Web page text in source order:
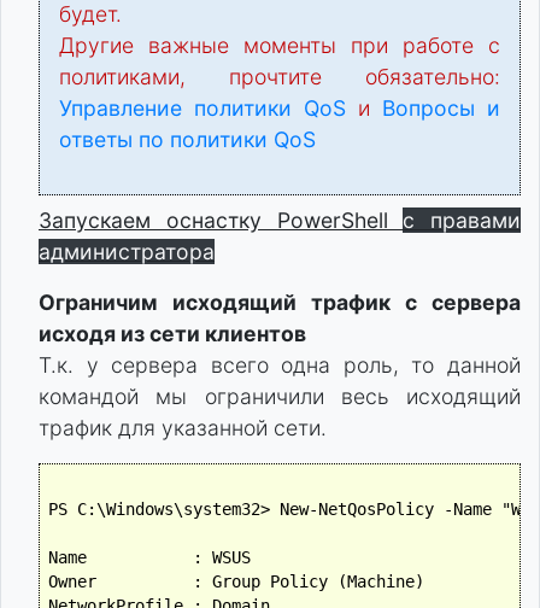
будет.
Другие важные моменты при работе с
политиками, прочтите обязательно:
Управление политики QoS и Вопросы и
ответы по политики QoS
Запускаем оснастку PowerShell с правами
администратора
Ограничим исходящий трафик с сервера
исходя из сети клиентов
Т.к. у сервера всего одна роль, то данной
командой мы ограничили весь исходящий
трафик для указанной сети.
PS C:\Windows\system32> New-NetQosPolicy -Name
Name           : WSUS
Owner          : Group Policy (Machine)